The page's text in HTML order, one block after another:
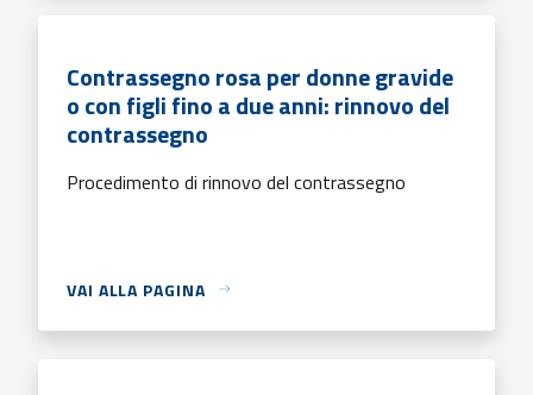
Contrassegno rosa per donne gravide
o con figli fino a due anni: rinnovo del
contrassegno
Procedimento di rinnovo del contrassegno
VAI ALLA PAGINA